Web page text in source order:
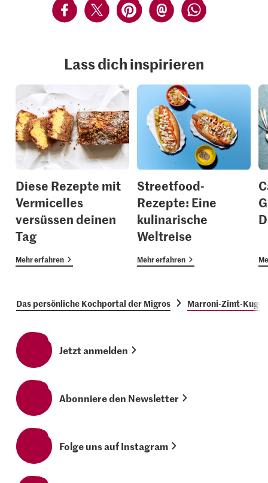
Lass dich inspirieren
Diese Rezepte mit
Vermicelles
versüssen deinen
Tag
Mehr erfahren
Streetfood-
Rezepte: Eine
kulinarische
Weltreise
Mehr erfahren
Das persönliche Kochportal der Migros Marroni-Zimt-
Jetzt anmelden
Abonniere den Newsletter
Folge uns auf Instagram